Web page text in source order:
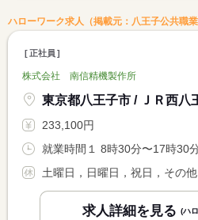
ハローワーク求人（掲載元：八王子公共職業
正社員
株式会社 南信精機製作所
233,100円
就業時間１ 8時30分〜17時30
土曜日，日曜日，祝日，その他
求人詳細を見る (ハ